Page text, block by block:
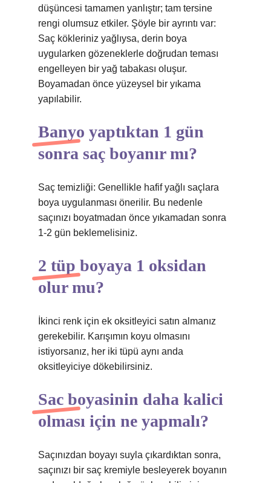
düşüncesi tamamen yanlıştır; tam tersine
rengi olumsuz etkiler. Şöyle bir ayrıntı var:
Saç kökleriniz yağlıysa, derin boya
uygularken gözeneklerle doğrudan teması
engelleyen bir yağ tabakası oluşur.
Boyamadan önce yüzeysel bir yıkama
yapılabilir.
Banyo yaptıktan 1 gün
sonra saç boyanır mı?
Saç temizliği: Genellikle hafif yağlı saçlara
boya uygulanması önerilir. Bu nedenle
saçınızı boyatmadan önce yıkamadan sonra
1-2 gün beklemelisiniz.
2 tüp boyaya 1 oksidan
olur mu?
İkinci renk için ek oksitleyici satın almanız
gerekebilir. Karışımın koyu olmasını
istiyorsanız, her iki tüpü aynı anda
oksitleyiciye dökebilirsiniz.
Sac boyasinin daha kalici
olması için ne yapmalı?
Saçınızdan boyayı suyla çıkardıktan sonra,
saçınızı bir saç kremiyle besleyerek boyanın